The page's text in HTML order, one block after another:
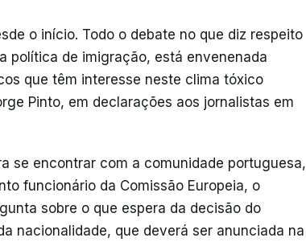
o início. Todo o debate no que diz respeito
política de imigração, está envenenada
que têm interesse neste clima tóxico
Pinto, em declarações aos jornalistas em
se encontrar com a comunidade portuguesa,
funcionário da Comissão Europeia, o
sobre o que espera da decisão do
nacionalidade, que deverá ser anunciada na